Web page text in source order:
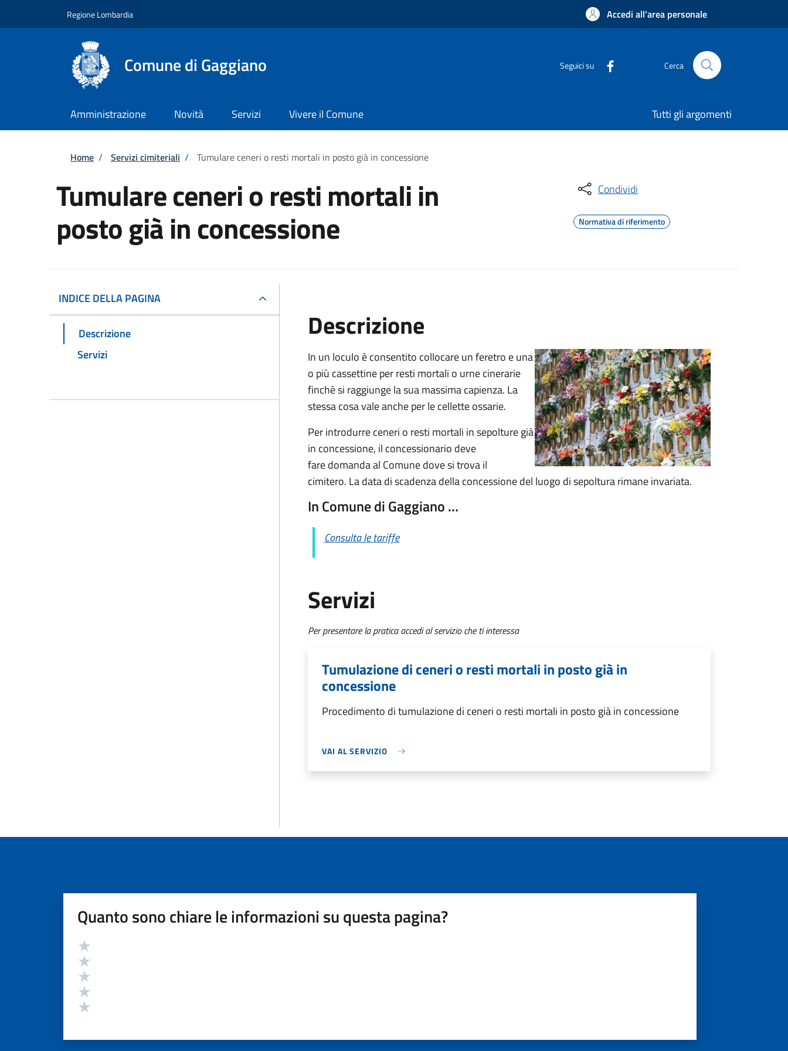
Regione Lombardia Accedi all'area personale
Comune di Gaggiano Seguici su Cerca
Amministrazione Novità Servizi Vivere il Comune Tutti gli argomenti
Briciole di pane
Home / Servizi cimiteriali / Tumulare ceneri o resti mortali in posto già in concessione
Tumulare ceneri o resti mortali in
posto già in concessione
Condividi
Normativa di riferimento
INDICE DELLA PAGINA
Descrizione
Servizi
Descrizione
In un loculo è consentito collocare un feretro e una
o più cassettine per resti mortali o urne cinerarie
finchè si raggiunge la sua massima capienza. La
stessa cosa vale anche per le cellette ossarie.
Per introdurre ceneri o resti mortali in sepolture già
in concessione, il concessionario deve
fare domanda al Comune dove si trova il
cimitero. La data di scadenza della concessione del luogo di sepoltura rimane invariata.
In Comune di Gaggiano …
Consulta le tariffe
Servizi
Per presentare la pratica accedi al servizio che ti interessa
Tumulazione di ceneri o resti mortali in posto già in
concessione
Procedimento di tumulazione di ceneri o resti mortali in posto già in concessione
VAI AL SERVIZIO
Quanto sono chiare le informazioni su questa pagina?
Valutazione